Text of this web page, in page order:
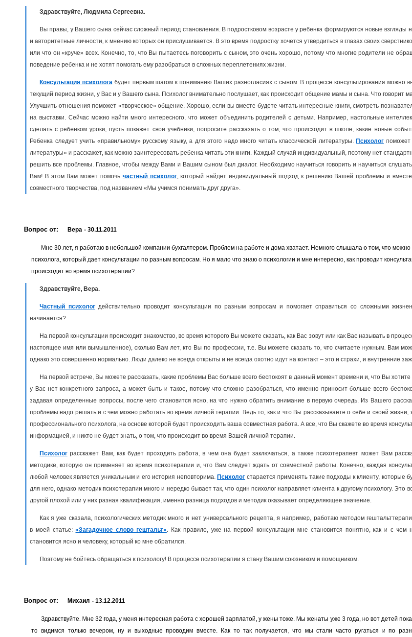
Здравствуйте, Людмила Сергеевна.
Вы правы, у Вашего сына сейчас сложный период становления. В подростковом возрасте у ребенка формируются новые взгляды
и авторитетные личности, к мнению которых он прислушивается. В это время подростку хочется утвердиться в глазах своих
или что он «круче» всех. Конечно, то, что Вы пытаетесь поговорить с сыном, это очень хорошо, потому что многие родители не
поведение ребенка и не хотят помогать ему разобраться в сложных переплетениях жизни.
Консультация психологабудет первым шагом к пониманию Ваших разногласиях с сыном. В процессе консультирования можно
текущий период жизни, у Вас и у Вашего сына. Психолог внимательно послушает, как происходит общение мамы и сына. Что говорит
Улучшить отношения поможет «творческое» общение. Хорошо, если вы вместе будете читать интересные книги, смотреть
на выставки. Сейчас можно найти много интересного, что может объединить родителей с детьми. Например, настольные
сделать с ребенком уроки, пусть покажет свои учебники, попросите рассказать о том, что происходит в школе, какие новые
Ребенка следует учить «правильному» русскому языку, а для этого надо много читать классической литературы. Психолог поможет
литературы» и расскажет, как можно заинтересовать ребенка читать эти книги. Каждый случай индивидуальный, поэтому нет
решить все проблемы. Главное, чтобы между Вами и Вашим сыном был диалог. Необходимо научиться говорить и научиться
Вам! В этом Вам может помочь частный психолог, который найдет индивидуальный подход к решению Вашей проблемы и
совместного творчества, под названием «Мы учимся понимать друг друга».
Вопрос от: Вера - 30.11.2011
Мне 30 лет, я работаю в небольшой компании бухгалтером. Проблем на работе и дома хватает. Немного слышала о том, что
психолога, который дает консультации по разным вопросам. Но я мало что знаю о психологии и мне интересно, как проводит
происходит во время психотерапии?
Здравствуйте, Вера.
Частный психологдействительно проводит консультации по разным вопросам и помогает справиться со сложными
начинается?
На первой консультации происходит знакомство, во время которого Вы можете сказать, как Вас зовут или как Вас называть в
настоящее имя или вымышленное), сколько Вам лет, кто Вы по профессии, т.е. Вы можете сказать то, что считаете нужным. Вам
однако это совершенно нормально. Люди далеко не всегда открыты и не всегда охотно идут на контакт – это и страхи, и внутренние
На первой встрече, Вы можете рассказать, какие проблемы Вас больше всего беспокоят в данный момент времени и, что Вы
у Вас нет конкретного запроса, а может быть и такое, потому что сложно разобраться, что именно приносит больше всего
задавая определенные вопросы, после чего становится ясно, на что нужно обратить внимание в первую очередь. Из Вашего
проблемы надо решать и с чем можно работать во время личной терапии. Ведь то, как и что Вы рассказываете о себе и своей
профессионального психолога, на основе которой будет происходить ваша совместная работа. А все, что Вы скажете во время
информацией, и никто не будет знать, о том, что происходит во время Вашей личной терапии.
Психолог расскажет Вам, как будет проходить работа, в чем она будет заключаться, а также психотерапевт может Вам
методике, которую он применяет во время психотерапии и, что Вам следует ждать от совместной работы. Конечно, каждая
любой человек является уникальным и его история неповторима. Психолог старается применять такие подходы к клиенту, которые
для него, однако методик психотерапии много и нередко бывает так, что один психолог направляет клиента к другому психологу. Это
другой плохой или у них разная квалификация, именно разница подходов и методик оказывает определяющее значение.
Как я уже сказала, психологических методик много и нет универсального рецепта, я например, работаю методом
в моей статье:«Загадочное слово гештальт». Как правило, уже на первой консультации мне становится понятно, как и с чем
становится ясно и человеку, который ко мне обратился.
Поэтому не бойтесь обращаться к психологу! В процессе психотерапии я стану Вашим союзником и помощником.
Вопрос от: Михаил - 13.12.2011
Здравствуйте. Мне 32 года, у меня интересная работа с хорошей зарплатой, у жены тоже. Мы женаты уже 3 года, но вот детей
то видимся только вечером, ну и выходные проводим вместе. Как то так получается, что мы стали часто ругаться и по